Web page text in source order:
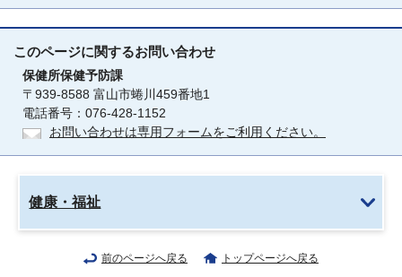
このページに関するお問い合わせ
保健所保健予防課
〒939-8588 富山市蜷川459番地1
電話番号：076-428-1152
お問い合わせは専用フォームをご利用ください。
健康・福祉
前のページへ戻る トップページへ戻る